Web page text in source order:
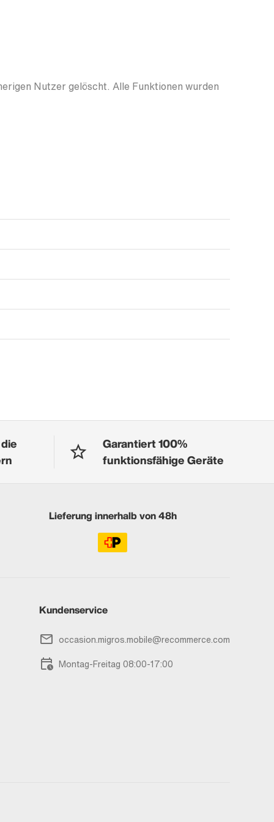
Nutzer gelöscht. Alle Funktionen wurden
Garantiert 100%
funktionsfähige Geräte
Lieferung innerhalb von 48h
Kundenservice
occasion.migros.mobile@recommerce.com
Montag-Freitag 08:00-17:00